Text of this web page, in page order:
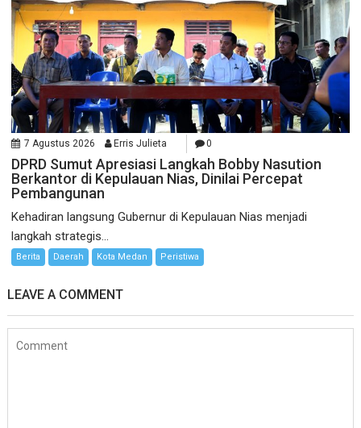
7 Agustus 2026 Erris Julieta 0
DPRD Sumut Apresiasi Langkah Bobby Nasution
Berkantor di Kepulauan Nias, Dinilai Percepat
Pembangunan
Kehadiran langsung Gubernur di Kepulauan Nias menjadi
langkah strategis...
Berita Daerah Kota Medan Peristiwa
LEAVE A COMMENT